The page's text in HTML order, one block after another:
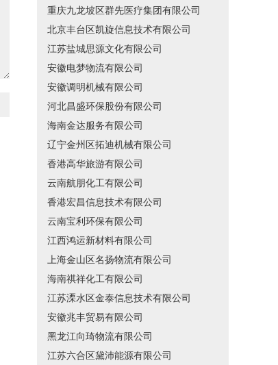
重庆九龙坡区群先医疗集团有限公司
北京丰台区凯旋信息技术有限公司
江苏盐城思源文化有限公司
安徽电梦物流有限公司
安徽调明机械有限公司
河北昌盛环保股份有限公司
海南金达服务有限公司
辽宁金州区拓迪机械有限公司
香港高华旅游有限公司
云南航朋化工有限公司
香港宏昌信息技术有限公司
云南宝利环保有限公司
江西鸿运新材料有限公司
上海金山区名扬物流有限公司
海南祺祥化工有限公司
江苏溧水区金泰信息技术有限公司
安徽兆丰贸易有限公司
黑龙江向琦物流有限公司
江苏六合区黛沛能源有限公司